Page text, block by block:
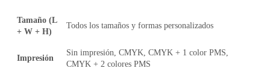
Tamaño (L
+ W + H)
Todos los tamaños y formas personalizados
Impresión
Sin impresión, CMYK, CMYK + 1 color PMS,
CMYK + 2 colores PMS